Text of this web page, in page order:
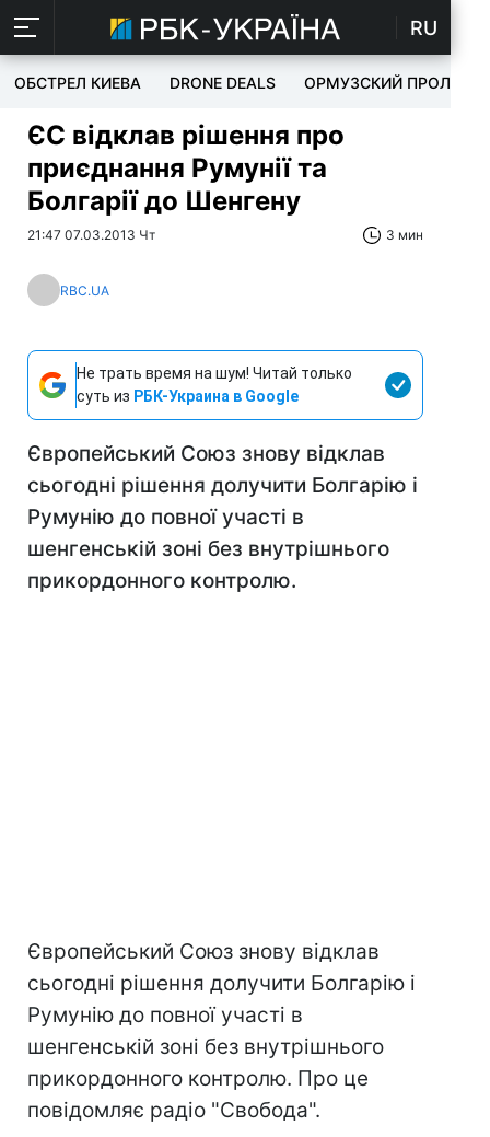
RU
ОБСТРЕЛ КИЕВА DRONE DEALS ОРМУЗСКИЙ ПРОЛИВ
ЄС відклав рішення про
приєднання Румунії та
Болгарії до Шенгену
21:47 07.03.2013 Чт 3 мин
RBC.UA
Не трать время на шум! Читай только
суть из РБК-Украина в Google
Європейський Союз знову відклав
сьогодні рішення долучити Болгарію і
Румунію до повної участі в
шенгенській зоні без внутрішнього
прикордонного контролю.
Європейський Союз знову відклав
сьогодні рішення долучити Болгарію і
Румунію до повної участі в
шенгенській зоні без внутрішнього
прикордонного контролю. Про це
повідомляє радіо "Свобода".